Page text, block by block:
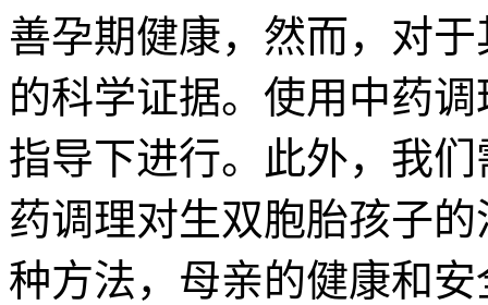
善孕期健康，然而，对
的科学证据。使用中药
指导下进行。此外，我
药调理对生双胞胎孩子
种方法，母亲的健康和